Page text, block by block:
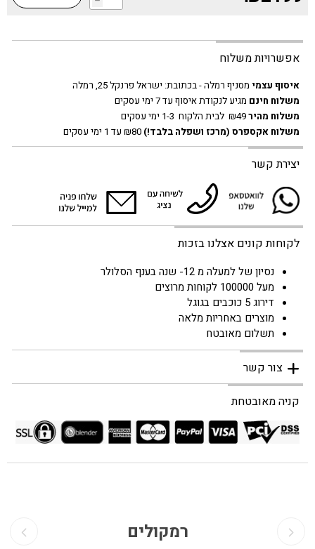
אפשרויות משלוח
איסוף עצמי מסניף רמלה - בכתובת: ישראל פרנקל 25, רמלה
משלוח חינם מגיע לנקודת איסוף עד 7 ימי עסקים
משלוח מהיר
משלוח אקספרס (מרכז ושפלה בלבד!)
יצירת קשר
לקוחות קונים אצלנו בזכות
נסיון של למעלה מ 12- שנה בענף הסלולר
מעל 100000 לקוחות מרוצים
דירוג 5 כוכבים בגוגל
מוצרים באחריות מלאה
תשלום מאובטח
צור קשר
קניה מאובטחת
רמקולים